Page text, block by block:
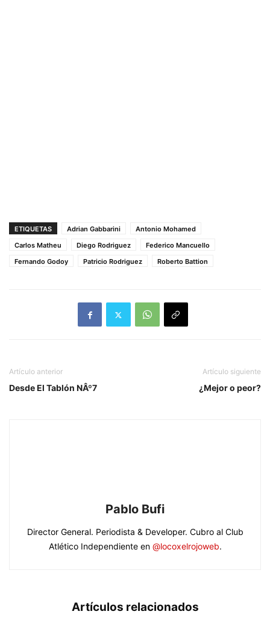
ETIQUETAS Adrian Gabbarini
Antonio Mohamed
Carlos Matheu
Diego Rodriguez
Federico Mancuello
Fernando Godoy
Patricio Rodriguez Roberto Battion
Artículo anterior
Desde El Tablón NÂº7
Artículo siguiente
¿Mejor o peor?
Pablo Bufi
Director General. Periodista & Developer. Cubro al Club
Atlético Independiente en @locoxelrojoweb.
Artículos relacionados